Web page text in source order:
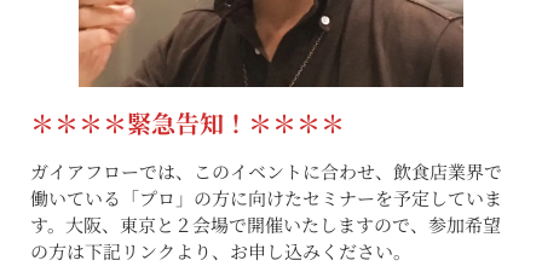
＊＊＊＊緊急告知！＊＊＊＊
ガイアフローでは、このイベントに合わせ、飲食店業界で
働いている「プロ」の方に向けたセミナーを予定していま
す。大阪、東京と２会場で開催いたしますので、参加希望
の方は下記リンクより、お申し込みください。